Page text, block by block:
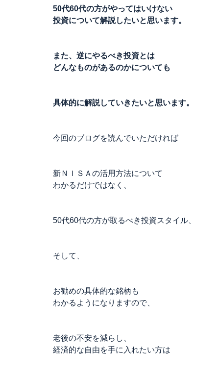
50代60代の方がやってはいけない
投資について解説したいと思います。
また、逆にやるべき投資とは
どんなものがあるのかについても
具体的に解説していきたいと思います。
今回のブログを読んでいただければ
新ＮＩＳＡの活用方法について
わかるだけではなく、
50代60代の方が取るべき投資スタイル、
そして、
お勧めの具体的な銘柄も
わかるようになりますので、
老後の不安を減らし、
経済的な自由を手に入れたい方は